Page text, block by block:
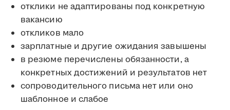
отклики не адаптированы под конкретную
вакансию
откликов мало
зарплатные и другие ожидания завышены
в резюме перечислены обязанности, а
конкретных достижений и результатов нет
сопроводительного письма нет или оно
шаблонное и слабое